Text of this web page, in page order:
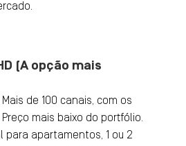
(A opção mais
Mais de 100 canais, com os
Preço mais baixo do portfólio.
para apartamentos, 1 ou 2